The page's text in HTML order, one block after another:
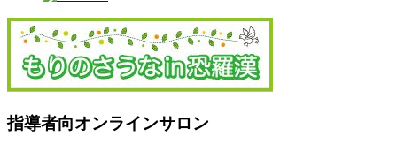
指導者向オンラインサロン